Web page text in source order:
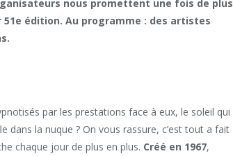
nous promettent une fois de plus
51e édition. Au programme : des artistes
par les prestations face à eux, le soleil qui
dans la nuque ? On vous rassure, c’est tout a fait
chaque jour de plus en plus. Créé en 1967,